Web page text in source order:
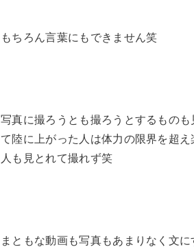
もちろん言葉にもできません笑
写真に撮ろうとも撮ろうとするもの
て陸に上がった人は体力の限界を超
人も見とれて撮れず笑
まともな動画も写真もあまりなく文に